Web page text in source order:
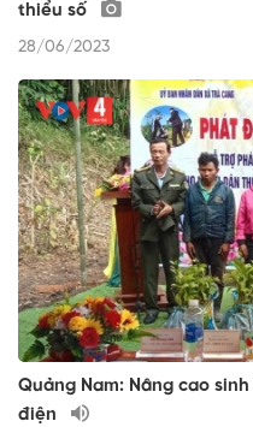
thiểu số
28/06/2023
Quảng Nam: Nâng cao
điện